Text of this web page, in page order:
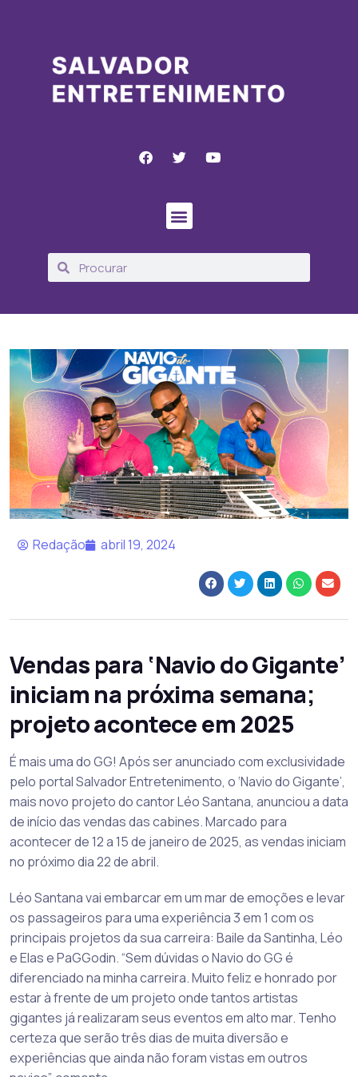
Redação abril 19, 2024
Vendas para ‘Navio do Gigante’
iniciam na próxima semana;
projeto acontece em 2025
É mais uma do GG! Após ser anunciado com exclusividade
pelo portal Salvador Entretenimento, o ‘Navio do Gigante’,
mais novo projeto do cantor Léo Santana, anunciou a data
de início das vendas das cabines. Marcado para
acontecer de 12 a 15 de janeiro de 2025, as vendas iniciam
no próximo dia 22 de abril.
Léo Santana vai embarcar em um mar de emoções e levar
os passageiros para uma experiência 3 em 1 com os
principais projetos da sua carreira: Baile da Santinha, Léo
e Elas e PaGGodin. “Sem dúvidas o Navio do GG é
diferenciado na minha carreira. Muito feliz e honrado por
estar à frente de um projeto onde tantos artistas
gigantes já realizaram seus eventos em alto mar. Tenho
certeza que serão três dias de muita diversão e
experiências que ainda não foram vistas em outros